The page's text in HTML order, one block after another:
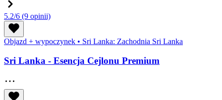
5.2/6 (9 opinii)
Objazd + wypoczynek • Sri Lanka: Zachodnia Sri Lanka
Sri Lanka - Esencja Cejlonu Premium